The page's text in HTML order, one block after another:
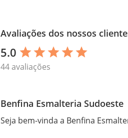
Avaliações dos nossos
5.0 star star star star star
44 avaliações
Benfina Esmalteria Sudoeste
Seja bem-vinda a Benfina